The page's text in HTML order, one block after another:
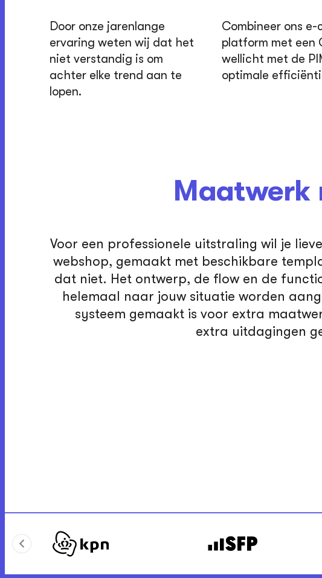
Door onze jarenlange
ervaring weten wij dat het
niet verstandig is om
achter elke trend aan te
lopen.
Combineer ons e-
platform met een
wellicht met de
optimale
Maatwerk
Voor een professionele uitstraling wil je
webshop, gemaakt met beschikbare
dat niet. Het ontwerp, de flow en de
helemaal naar jouw situatie worden
systeem gemaakt is voor extra
extra uitdagingen